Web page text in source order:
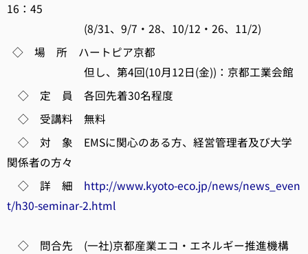
16：45
(8/31、9/7・28、10/12・26、11/2)
◇ 場 所 ハートピア京都
但し、第4回(10月12日(金))：京都工業会館
◇ 定 員 各回先着30名程度
◇ 受講料 無料
◇ 対 象 EMSに関心のある方、経営管理者及び大学
関係者の方々
◇ 詳 細 http://www.kyoto-eco.jp/news/news_even
t/h30-seminar-2.html
◇ 問合先 (一社)京都産業エコ・エネルギー推進機構